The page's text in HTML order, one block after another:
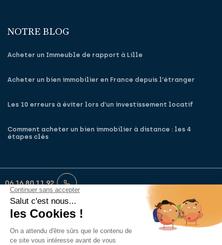
NOTRE BLOG
Acheter un Immeuble de rapport à Lille
Acheter un bien immobilier en France depuis l’étranger
Les 10 erreurs à éviter lors d’un investissement locatif
Comment acheter un bien immobilier à distance : les 4
étapes clés
06 16 80 11 92
francois‑xavier@monagentdeconfiance.fr